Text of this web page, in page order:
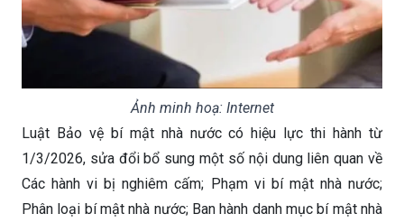
Ảnh minh hoạ: Internet
Luật Bảo vệ bí mật nhà nước có hiệu lực thi hành từ
1/3/2026, sửa đổi bổ sung một số nội dung liên quan về
Các hành vi bị nghiêm cấm; Phạm vi bí mật nhà nước;
Phân loại bí mật nhà nước; Ban hành danh mục bí mật nhà